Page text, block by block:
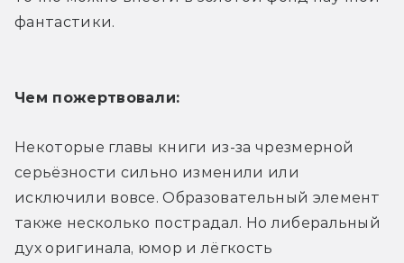
фантастики.
Чем пожертвовали:
Некоторые главы книги из-за чрезмерной
серьёзности сильно изменили или
исключили вовсе. Образовательный элемент
также несколько пострадал. Но либеральный
дух оригинала, юмор и лёгкость